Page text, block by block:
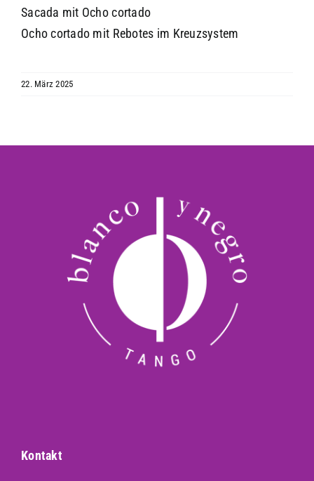
Sacada mit Ocho cortado
Ocho cortado mit Rebotes im Kreuzsystem
22. März 2025
Kontakt